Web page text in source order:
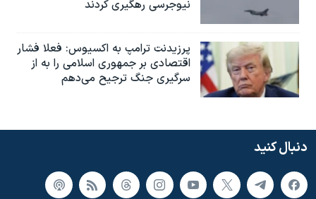
نیوجرسی رهگیری کردند
پرزیدنت ترامپ به اکسیوس: فعلا فشار
اقتصادی بر جمهوری اسلامی را به از
سرگیری جنگ ترجیح می‌دهم
دنبال کنید